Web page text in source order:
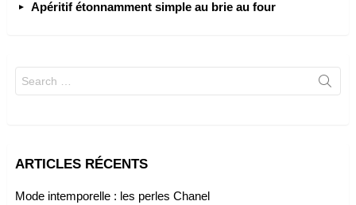
Apéritif étonnamment simple au brie au four
for:
ARTICLES RÉCENTS
Mode intemporelle : les perles Chanel